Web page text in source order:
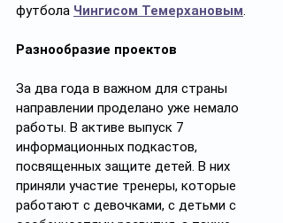
футбола Чингисом Темерхановым.
Разнообразие проектов
За два года в важном для страны
направлении проделано уже немало
работы. В активе выпуск 7
информационных подкастов,
посвященных защите детей. В них
приняли участие тренеры, которые
работают с девочками, с детьми с